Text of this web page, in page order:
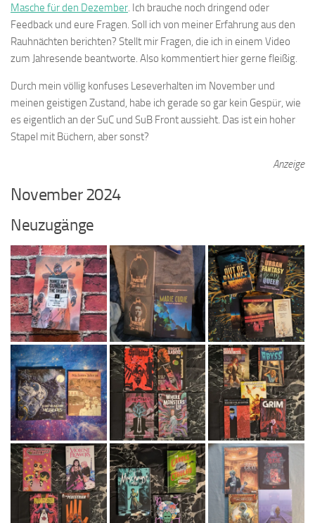
Masche für den Dezember. Ich brauche noch dringend oder
Feedback und eure Fragen. Soll ich von meiner Erfahrung aus den
Rauhnächten berichten? Stellt mir Fragen, die ich in einem Video
zum Jahresende beantworte. Also kommentiert hier gerne fleißig.
Durch mein völlig konfuses Leseverhalten im November und
meinen geistigen Zustand, habe ich gerade so gar kein Gespür, wie
es eigentlich an der SuC und SuB Front aussieht. Das ist ein hoher
Stapel mit Büchern, aber sonst?
Anzeige
November 2024
Neuzugänge